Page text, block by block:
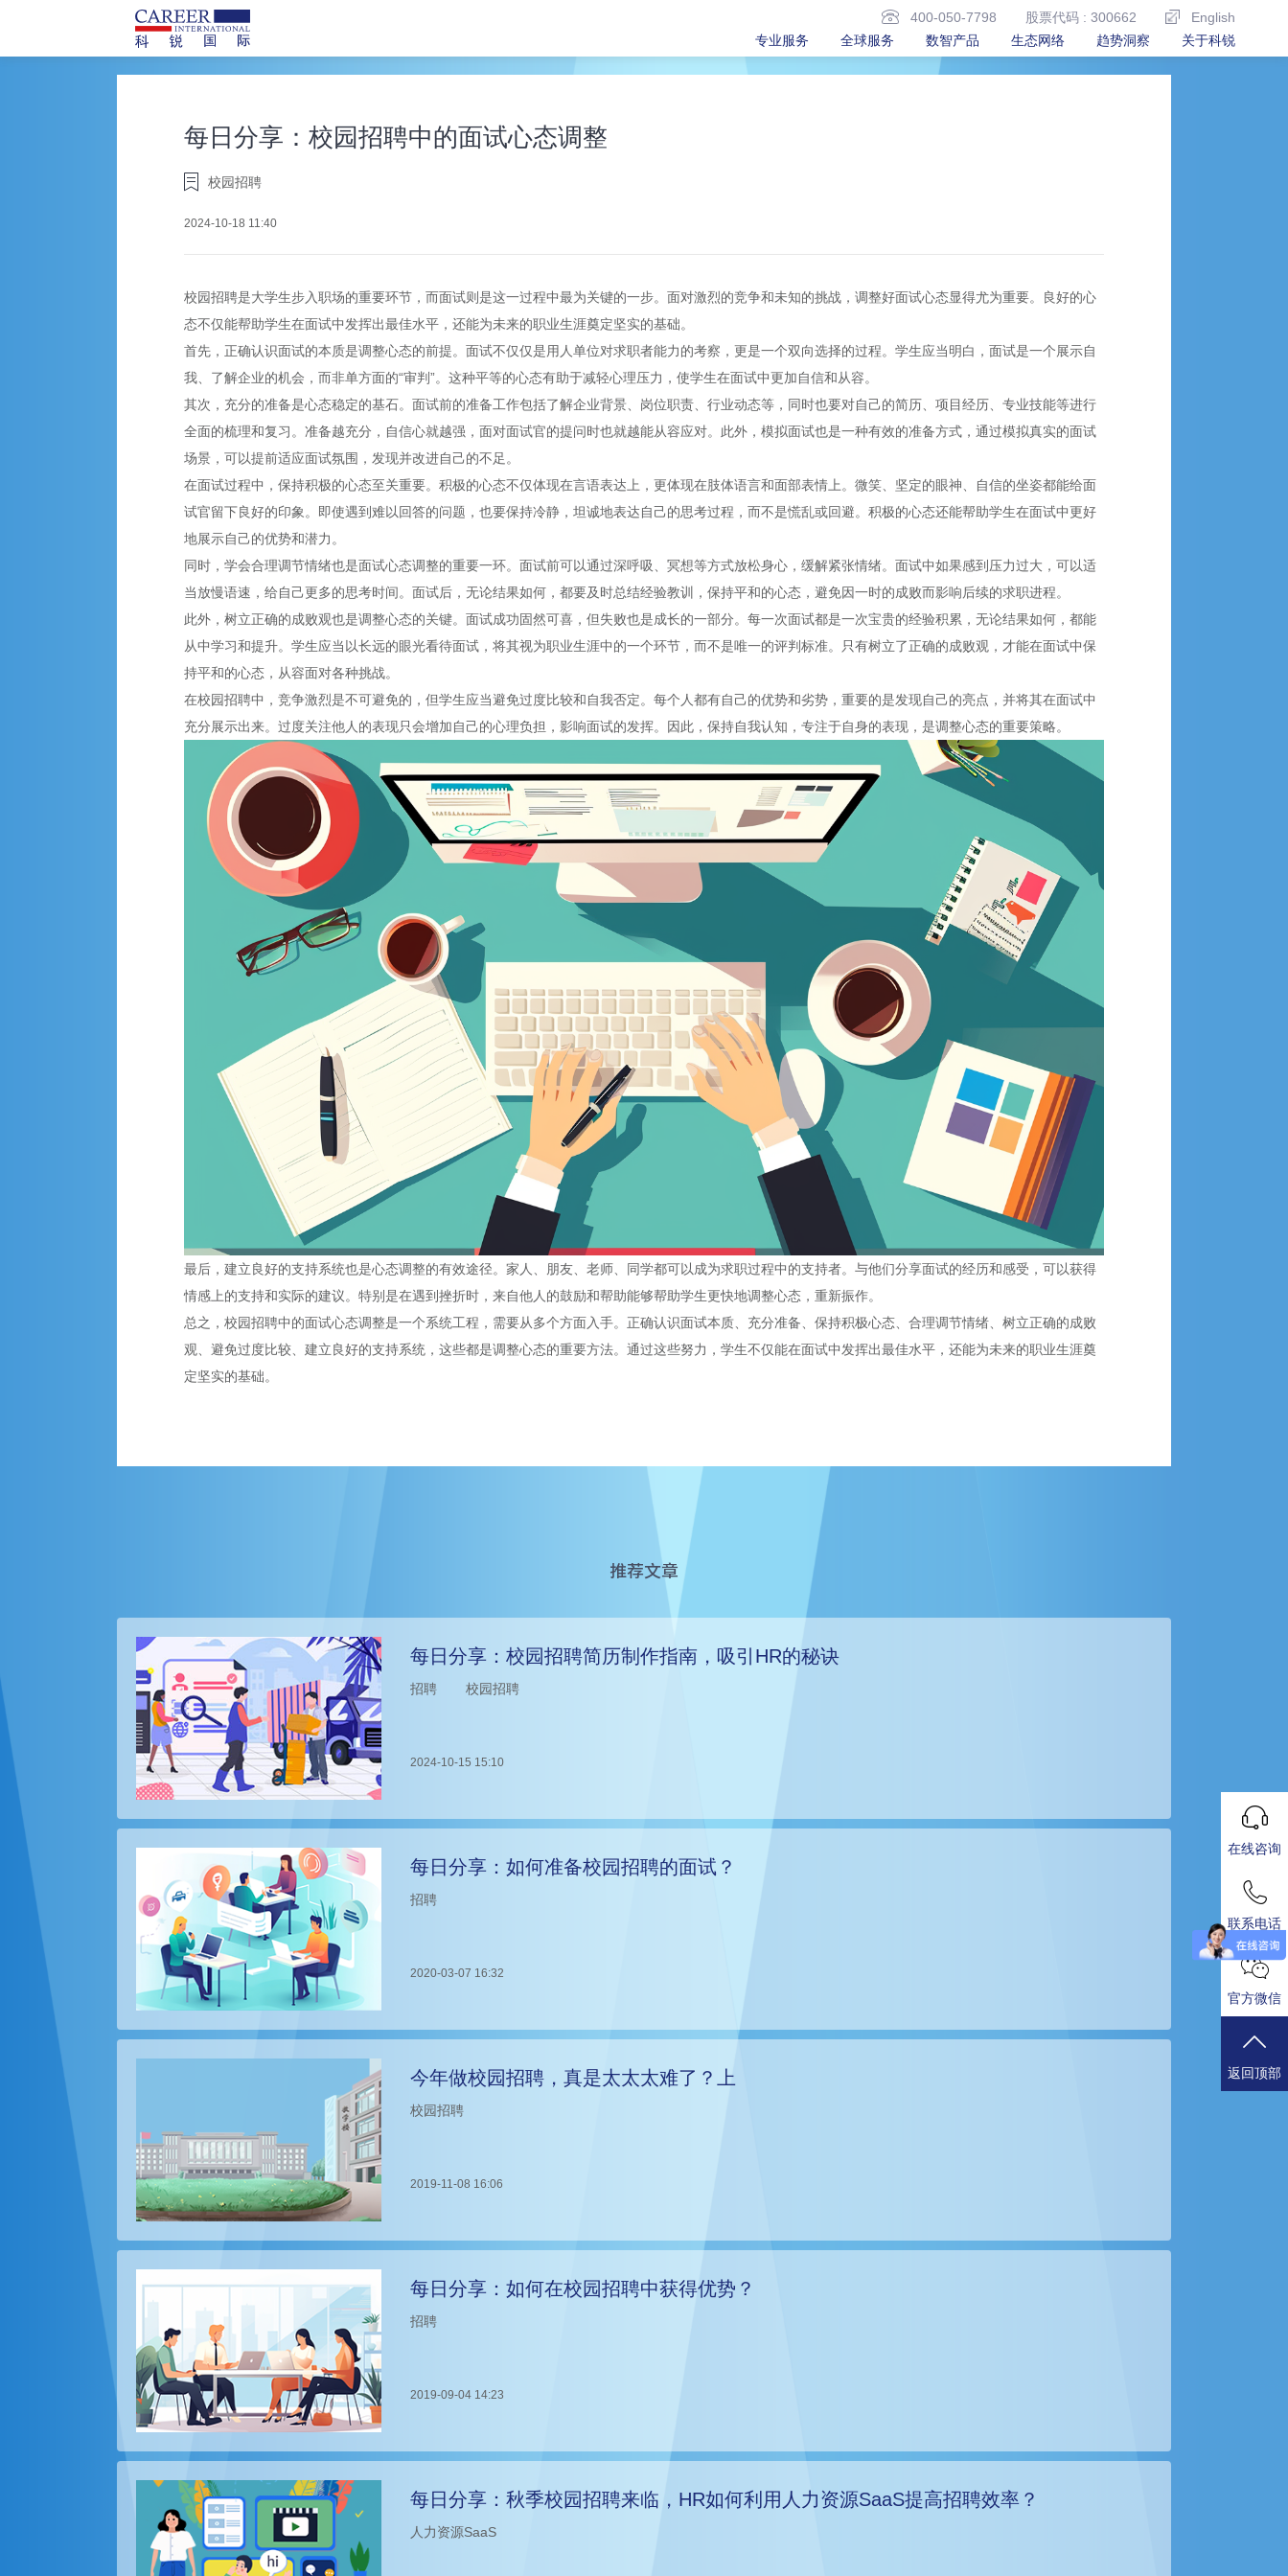
400-050-7798 股票代码 : 300662
English
专业服务
全球服务 数智产品 生态网络 趋势洞察 关于科锐
每日分享：校园招聘中的面试心态调整
校园招聘
2024-10-18 11:40
校园招聘是大学生步入职场的重要环节，而面试则是这一过程中最为关键的一步。面对激烈的竞争和未知的挑战，调整好面试心态显得尤为重要。良好的心
态不仅能帮助学生在面试中发挥出最佳水平，还能为未来的职业生涯奠定坚实的基础。
首先，正确认识面试的本质是调整心态的前提。面试不仅仅是用人单位对求职者能力的考察，更是一个双向选择的过程。学生应当明白，面试是一个展示自
我、了解企业的机会，而非单方面的“审判”。这种平等的心态有助于减轻心理压力，使学生在面试中更加自信和从容。
其次，充分的准备是心态稳定的基石。面试前的准备工作包括了解企业背景、岗位职责、行业动态等，同时也要对自己的简历、项目经历、专业技能等进行
全面的梳理和复习。准备越充分，自信心就越强，面对面试官的提问时也就越能从容应对。此外，模拟面试也是一种有效的准备方式，通过模拟真实的面试
场景，可以提前适应面试氛围，发现并改进自己的不足。
在面试过程中，保持积极的心态至关重要。积极的心态不仅体现在言语表达上，更体现在肢体语言和面部表情上。微笑、坚定的眼神、自信的坐姿都能给面
试官留下良好的印象。即使遇到难以回答的问题，也要保持冷静，坦诚地表达自己的思考过程，而不是慌乱或回避。积极的心态还能帮助学生在面试中更好
地展示自己的优势和潜力。
同时，学会合理调节情绪也是面试心态调整的重要一环。面试前可以通过深呼吸、冥想等方式放松身心，缓解紧张情绪。面试中如果感到压力过大，可以适
当放慢语速，给自己更多的思考时间。面试后，无论结果如何，都要及时总结经验教训，保持平和的心态，避免因一时的成败而影响后续的求职进程。
此外，树立正确的成败观也是调整心态的关键。面试成功固然可喜，但失败也是成长的一部分。每一次面试都是一次宝贵的经验积累，无论结果如何，都能
从中学习和提升。学生应当以长远的眼光看待面试，将其视为职业生涯中的一个环节，而不是唯一的评判标准。只有树立了正确的成败观，才能在面试中保
持平和的心态，从容面对各种挑战。
在校园招聘中，竞争激烈是不可避免的，但学生应当避免过度比较和自我否定。每个人都有自己的优势和劣势，重要的是发现自己的亮点，并将其在面试中
充分展示出来。过度关注他人的表现只会增加自己的心理负担，影响面试的发挥。因此，保持自我认知，专注于自身的表现，是调整心态的重要策略。
最后，建立良好的支持系统也是心态调整的有效途径。家人、朋友、老师、同学都可以成为求职过程中的支持者。与他们分享面试的经历和感受，可以获得
情感上的支持和实际的建议。特别是在遇到挫折时，来自他人的鼓励和帮助能够帮助学生更快地调整心态，重新振作。
总之，校园招聘中的面试心态调整是一个系统工程，需要从多个方面入手。正确认识面试本质、充分准备、保持积极心态、合理调节情绪、树立正确的成败
观、避免过度比较、建立良好的支持系统，这些都是调整心态的重要方法。通过这些努力，学生不仅能在面试中发挥出最佳水平，还能为未来的职业生涯奠
定坚实的基础。
推荐文章
每日分享：校园招聘简历制作指南，吸引HR的秘诀
招聘 校园招聘
2024-10-15 15:10
每日分享：如何准备校园招聘的面试？
招聘
2020-03-07 16:32
今年做校园招聘，真是太太太难了？上
校园招聘
2019-11-08 16:06
每日分享：如何在校园招聘中获得优势？
招聘
2019-09-04 14:23
每日分享：秋季校园招聘来临，HR如何利用人力资源SaaS提高招聘效率？
人力资源SaaS
在线咨询
联系电话
官方微信
返回顶部